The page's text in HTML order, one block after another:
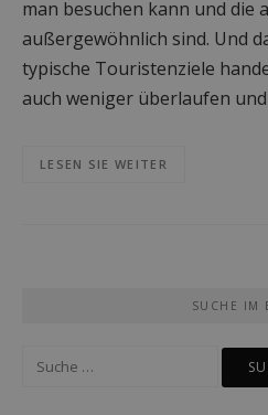
man besuchen kann und die
außergewöhnlich sind. Und
typische Touristenziele
auch weniger überlaufen
LESEN SIE WEITER
SUCHE IM